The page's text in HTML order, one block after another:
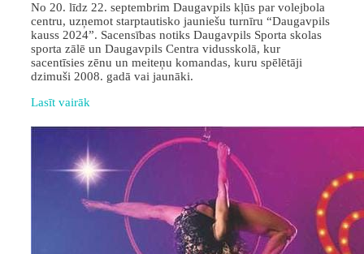
No 20. līdz 22. septembrim Daugavpils kļūs par volejbola
centru, uzņemot starptautisko jauniešu turnīru “Daugavpils
kauss 2024”. Sacensības notiks Daugavpils Sporta skolas
sporta zālē un Daugavpils Centra vidusskolā, kur
sacentīsies zēnu un meiteņu komandas, kuru spēlētāji
dzimuši 2008. gadā vai jaunāki.
Lasīt vairāk